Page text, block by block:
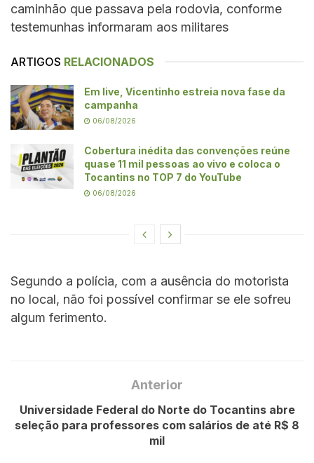
caminhão que passava pela rodovia, conforme
testemunhas informaram aos militares
ARTIGOS RELACIONADOS
Em live, Vicentinho estreia nova fase da
campanha
06/08/2026
Cobertura inédita das convenções reúne
quase 11 mil pessoas ao vivo e coloca o
Tocantins no TOP 7 do YouTube
06/08/2026
Segundo a polícia, com a ausência do motorista
no local, não foi possível confirmar se ele sofreu
algum ferimento.
Anterior
Universidade Federal do Norte do Tocantins abre
seleção para professores com salários de até R$ 8
mil